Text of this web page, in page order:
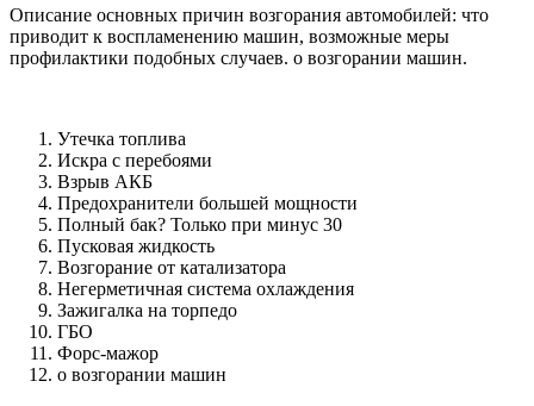
Описание основных причин возгорания автомобилей: что
приводит к воспламенению машин, возможные меры
профилактики подобных случаев. о возгорании машин.
Утечка топлива
Искра с перебоями
Взрыв АКБ
Предохранители большей мощности
Полный бак? Только при минус 30
Пусковая жидкость
Возгорание от катализатора
Негерметичная система охлаждения
Зажигалка на торпедо
ГБО
Форс-мажор
о возгорании машин